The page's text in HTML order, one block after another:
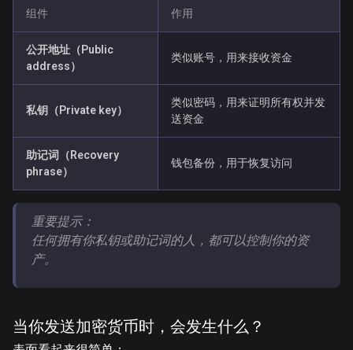
组件 作用
公开地址（Public
address）
类似账号，用来接收资金
私钥（Private key）
类似密码，用来证明所有权并发
送资金
助记词（Recovery
phrase）
钱包备份，用于恢复访问
重要提示：
任何拥有你私钥或助记词的人，都可以控制你的资
产。
当你发送加密货币时，会发生什么？